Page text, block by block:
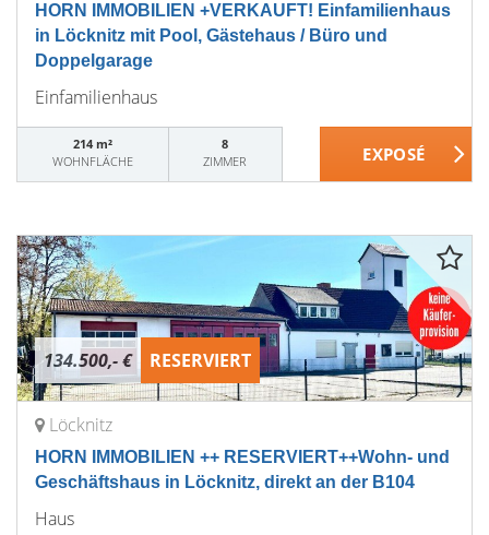
HORN IMMOBILIEN +VERKAUFT! Einfamilienhaus
in Löcknitz mit Pool, Gästehaus / Büro und
Doppelgarage
Einfamilienhaus
214 m²
WOHNFLÄCHE
8
ZIMMER
134.500,- € RESERVIERT
Löcknitz
HORN IMMOBILIEN ++ RESERVIERT++Wohn- und
Geschäftshaus in Löcknitz, direkt an der B104
Haus